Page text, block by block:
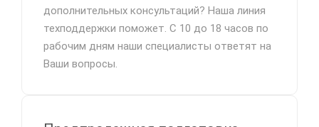
дополнительных консультаций? Наша линия
техподдержки поможет. С 10 до 18 часов по
рабочим дням наши специалисты ответят на
Ваши вопросы.